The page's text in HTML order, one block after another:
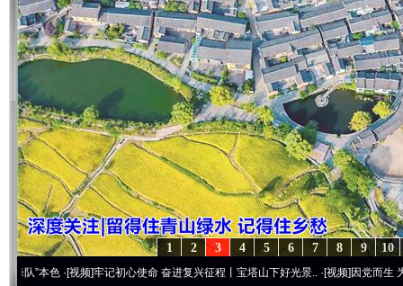
10
9
8
7
6
5
4
3
2
1
·[视频]牢记初心使命 奋进复兴征程丨宝塔山下好光景..·[视频]因党而生 为党而战